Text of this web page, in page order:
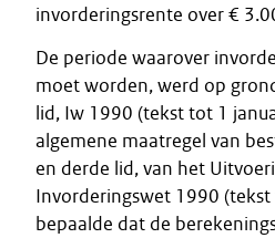
invorderingsrente over €
De periode waarover
moet worden, werd op
lid, Iw 1990 (tekst tot 1
algemene maatregel van
en derde lid, van het
Invorderingswet 1990
bepaalde dat de